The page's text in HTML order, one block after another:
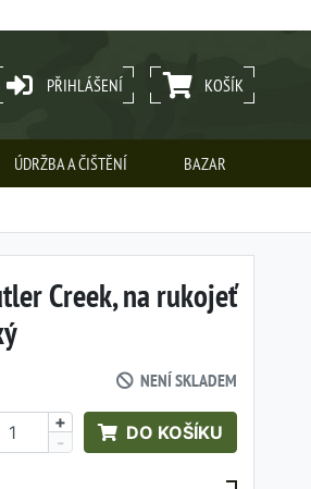
PŘIHLÁŠENÍ KOŠÍK
ÚDRŽBA A ČIŠTĚNÍ BAZAR
Creek, na rukojeť
NENÍ SKLADEM
+
-
DO KOŠÍKU